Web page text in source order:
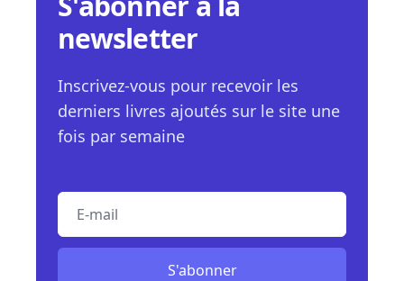
newsletter
Inscrivez-vous pour recevoir les
derniers livres ajoutés sur le site une
fois par semaine
S'abonner